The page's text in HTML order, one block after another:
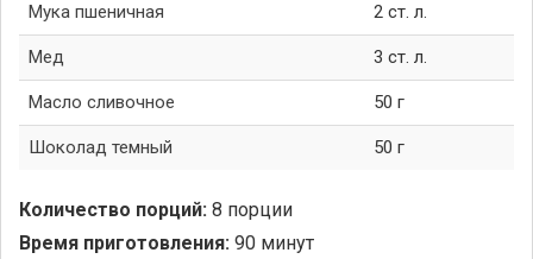
Мука пшеничная 2 ст. л.
Мед 3 ст. л.
Масло сливочное 50 г
Шоколад темный 50 г
Количество порций: 8 порции
Время приготовления: 90 минут